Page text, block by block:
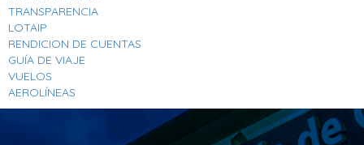
TRANSPARENCIA
LOTAIP
RENDICION DE CUENTAS
GUÍA DE VIAJE
VUELOS
AEROLÍNEAS